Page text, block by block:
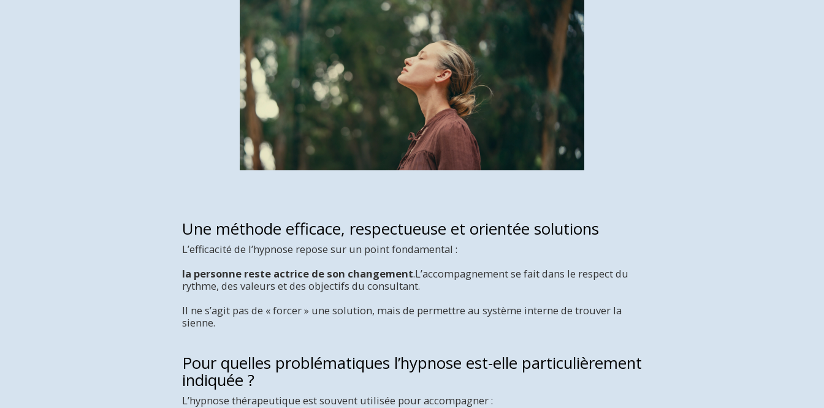
Une méthode efficace, respectueuse et orientée solutions
L’efficacité de l’hypnose repose sur un point fondamental :
la personne reste actrice de son changement.L’accompagnement se fait dans le respect du
rythme, des valeurs et des objectifs du consultant.
Il ne s’agit pas de « forcer » une solution, mais de permettre au système interne de trouver la
sienne.
Pour quelles problématiques l’hypnose est-elle particulièrement
indiquée ?
L’hypnose thérapeutique est souvent utilisée pour accompagner :